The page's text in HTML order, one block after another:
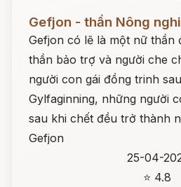
Gefjon - thần Nông
Gefjon có lẽ là một nữ thần
thần bảo trợ và người che
người con gái đồng trinh
Gylfaginning, những người
sau khi chết đều trở thành
Gefjon
25-04-
⭐ 4.8